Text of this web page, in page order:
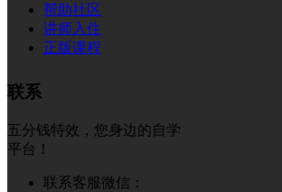
帮助社区
讲师入住
正版课程
联系
五分钱特效，您身边的自学
平台！
联系客服微信：